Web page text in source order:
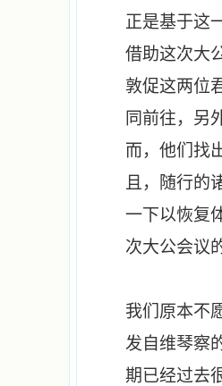
正是基于这
借助这次大
敦促这两位
同前往，另
而，他们找
且，随行的
一下以恢复
次大公会议
我们原本不
发自维琴察
期已经过去